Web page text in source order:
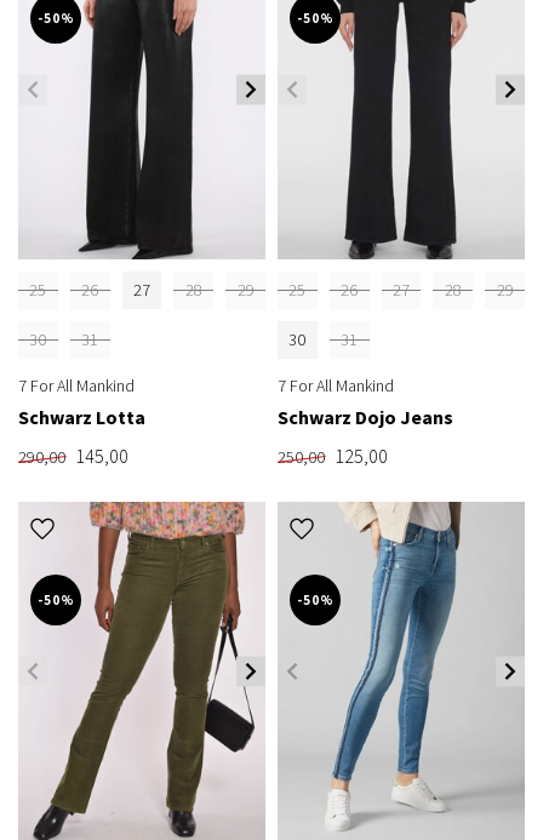
-50%
25 26 27 28 29
30 31
7 For All Mankind
Schwarz Lotta
290,00 145,00
-50%
25 26 27 28 29
30 31
7 For All Mankind
Schwarz Dojo Jeans
250,00 125,00
-50% -50%